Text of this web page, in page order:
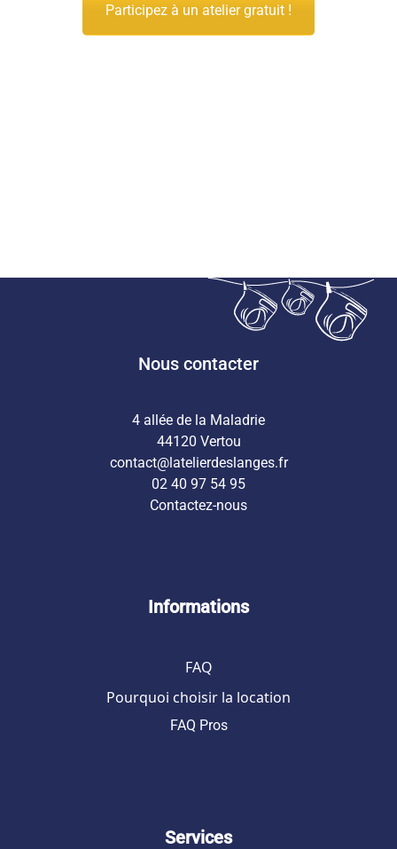
Participez à un atelier gratuit !
Nous contacter
4 allée de la Maladrie
44120 Vertou
contact@latelierdeslanges.fr
02 40 97 54 95
Contactez-nous
Informations
FAQ
Pourquoi choisir la location
FAQ Pros
Services